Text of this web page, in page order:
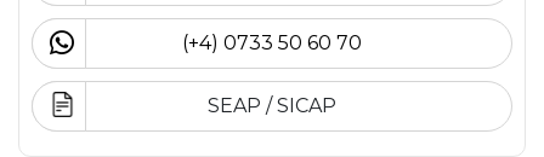
(+4) 0733 50 60 70
SEAP / SICAP